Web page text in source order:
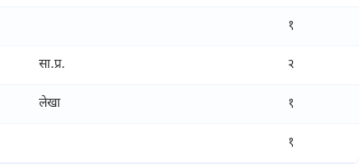
१
सा.प्र. २
लेखा १
१